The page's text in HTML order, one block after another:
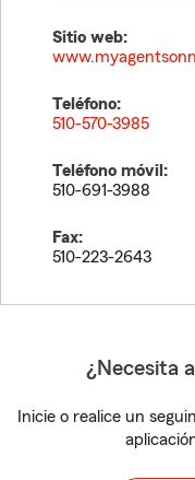
Sitio web:
Teléfono:
510-570-3985
Teléfono móvil:
510-691-3988
Fax:
510-223-2643
¿Necesita
Inicie o realice un